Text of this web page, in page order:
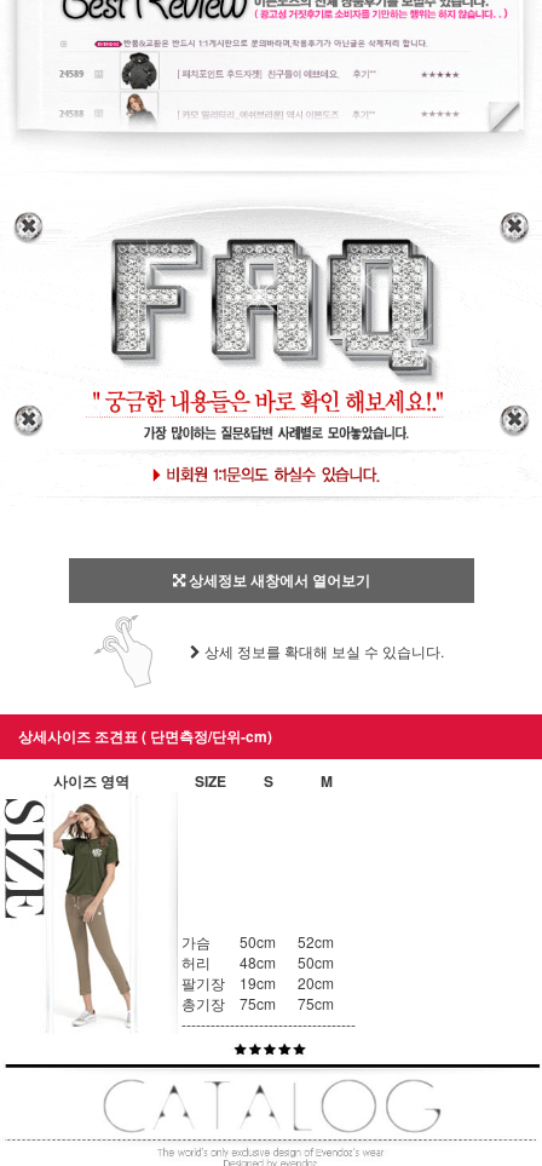
상세정보 새창에서 열어보기
상세 정보를 확대해 보실 수 있습니다.
상세사이즈 조견표 ( 단면측정/단위-cm)
사이즈 영역 SIZE S M
가슴 50cm
52cm
허리
48cm
50cm
팔기장
19cm
20cm
총기장
75cm
75cm
------------------------------------